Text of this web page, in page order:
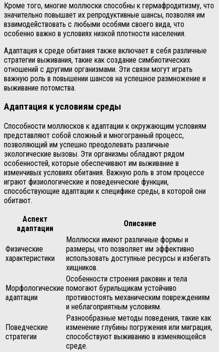
Кроме того, многие моллюски способны к гермафродитизму, что
значительно повышает их репродуктивные шансы, позволяя им
взаимодействовать с любыми особями своего вида, что
особенно важно в условиях низкой плотности населения.
Адаптация к среде обитания также включает в себя различные
стратегии выживания, такие как создание симбиотических
отношений с другими организмами. Эти связи могут играть
важную роль в повышении шансов на успешное размножение и
выживание потомства.
Адаптация к условиям среды
Способности моллюсков к адаптации к окружающим условиям
представляют собой сложный и многогранный процесс,
позволяющий им успешно преодолевать различные
экологические вызовы. Эти организмы обладают рядом
особенностей, которые обеспечивают им выживание в
изменчивых условиях обитания. Важную роль в этом процессе
играют физиологические и поведенческие функции,
способствующие адаптации к специфике среды, в которой они
обитают.
Аспект
адаптации
Описание
Физические
характеристики
Моллюски имеют различные формы и
размеры, что позволяет им эффективно
использовать доступные ресурсы и избегать
хищников.
Морфологические
адаптации
Особенности строения раковин и тела
помогают бурильщикам устойчиво
противостоять механическим повреждениям
и неблагоприятным условиям.
Поведческие
стратегии
Разнообразные методы поведения, такие как
изменение глубины погружения или миграция,
способствуют выживанию в изменяющейся
среде.